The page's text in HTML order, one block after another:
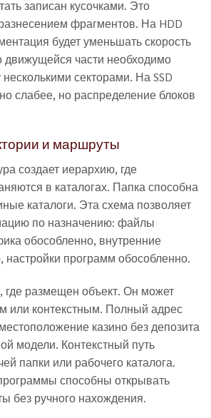
записан кусочками. Это
фрагментов. На HDD
будет уменьшать скорость
движущейся части необходимо
секторами. На SSD
слабее, но распределение блоков
и маршруты
создает иерархию, где
в каталогах. Папка способна
каталоги. Эта схема позволяет
по назначению: файлы
обособленно, внутренние
настройки программ обособленно.
где размещен объект. Он может
или контекстным. Полный адрес
казино без депозита
модели. Контекстный путь
папки или рабочего каталога.
способны открывать
без ручного нахождения.